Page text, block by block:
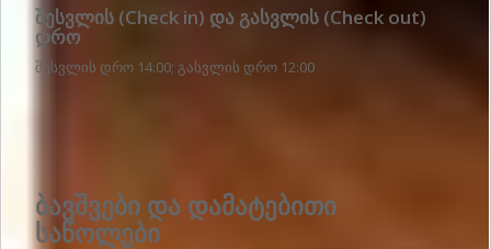
შესვლის (Check in) და გასვლის (Check out)
დრო
შესვლის დრო 14:00; გასვლის დრო 12:00
ბავშვები და დამატებითი
საწოლები